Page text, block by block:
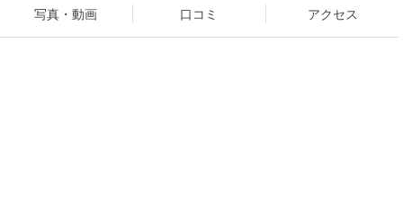
写真・動画 口コミ アクセス